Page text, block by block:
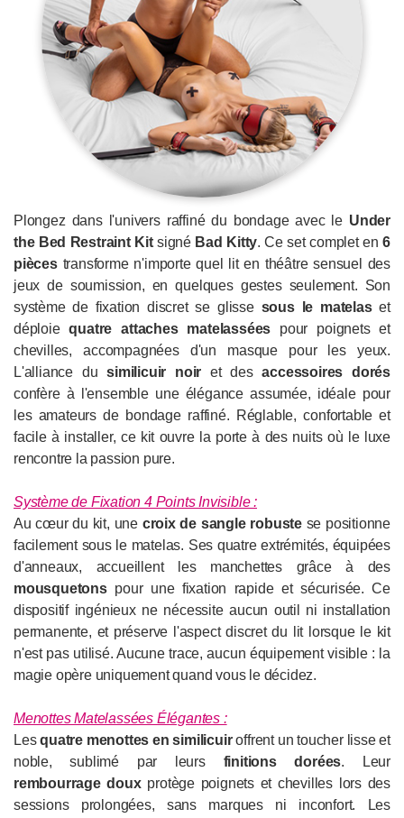
Plongez dans l'univers raffiné du bondage avec le Under
the Bed Restraint Kitsigné Bad Kitty. Ce set complet en6
piècestransforme n'importe quel lit en théâtre sensuel des
jeux de soumission, en quelques gestes seulement. Son
système de fixation discret se glisse sous le matelaset
déploiequatre attaches matelassées pour poignets et
chevilles, accompagnées d'un masque pour les yeux.
L'alliance dusimilicuir noir et desaccessoires dorés
confère à l'ensemble une élégance assumée, idéale pour
les amateurs de bondage raffiné. Réglable, confortable et
facile à installer, ce kit ouvre la porte à des nuits où le luxe
rencontre la passion pure.
Système de Fixation 4 Points Invisible :
Au cœur du kit, une croix de sangle robustese positionne
facilement sous le matelas. Ses quatre extrémités, équipées
d'anneaux, accueillent les manchettes grâce à des
mousquetonspour une fixation rapide et sécurisée. Ce
dispositif ingénieux ne nécessite aucun outil ni installation
permanente, et préserve l'aspect discret du lit lorsque le kit
n'est pas utilisé. Aucune trace, aucun équipement visible : la
magie opère uniquement quand vous le décidez.
Menottes Matelassées Élégantes :
Lesquatre menottes en similicuiroffrent un toucher lisse et
noble, sublimé par leurs finitions dorées. Leur
rembourrage douxprotège poignets et chevilles lors des
sessions prolongées, sans marques ni inconfort. Les